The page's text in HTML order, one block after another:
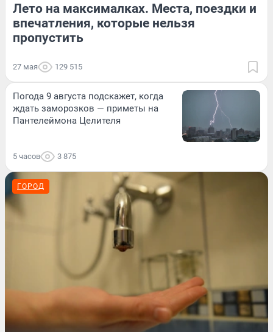
Лето на максималках. Места, поездки и
впечатления, которые нельзя
пропустить
27 мая 129 515
Погода 9 августа подскажет, когда
ждать заморозков — приметы на
Пантелеймона Целителя
5 часов 3 875
ГОРОД